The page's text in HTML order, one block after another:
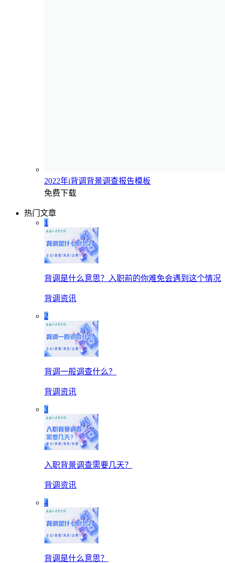
2022年i背调背景调查报告模板
免费下载
热门文章
1
背调是什么意思？入职前的你难免会遇到这个情况
背调资讯
2
背调一般调查什么？
背调资讯
3
入职背景调查需要几天？
背调资讯
4
背调是什么意思？